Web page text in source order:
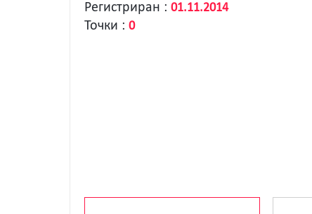
Регистриран : 01.11.2014
Точки : 0